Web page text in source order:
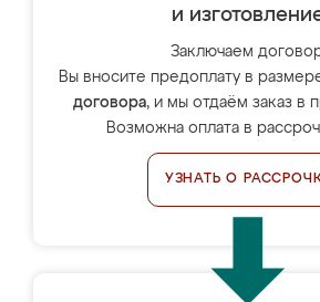
и
Заключаем
Вы вносите предоплату в
договора, и мы отдаём заказ в
Возможна оплата в
УЗНАТЬ О